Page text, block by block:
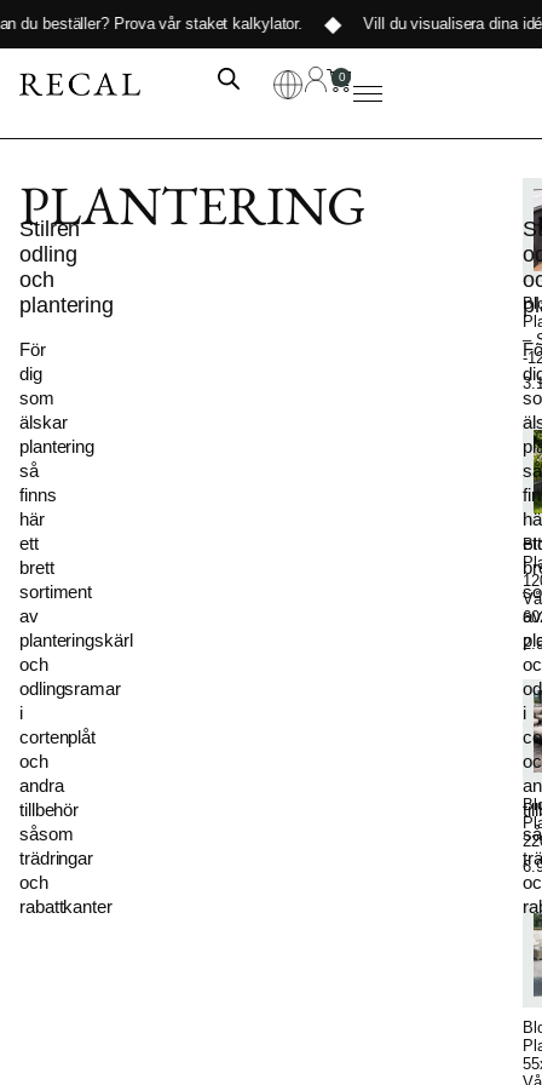
beställer?Prova vår staket kalkylator. Vill du visualisera dina idéer
0
PLANTERING
Stilren
odling
och
plantering
För
dig
som
älskar
plantering
så
finns
här
ett
brett
sortiment
av
planteringskärl
och
odlingsramar
i
cortenplåt
och
andra
tillbehör
såsom
trädringar
och
rabattkanter
–
-
så
ett
av
i